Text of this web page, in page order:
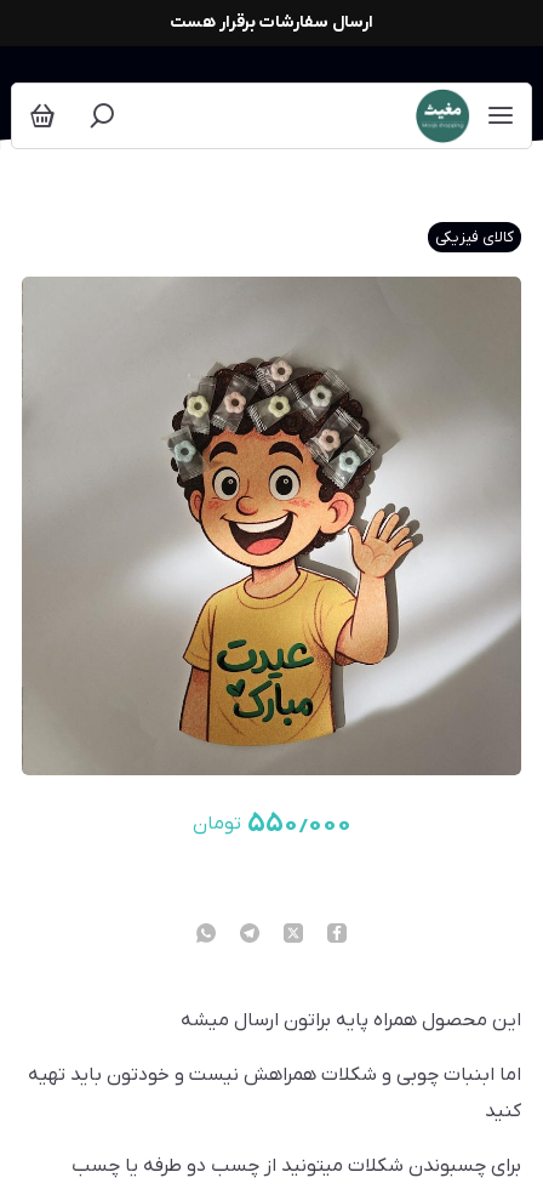
ارسال سفارشات برقرار هست
کالای فیزیکی
۵۵۰٫۰۰۰ تومان
این محصول همراه پایه براتون ارسال میشه
اما ابنبات چوبی و شکلات همراهش نیست و خودتون باید تهیه
کنید
برای چسبوندن شکلات میتونید از چسب دو طرفه یا چسب